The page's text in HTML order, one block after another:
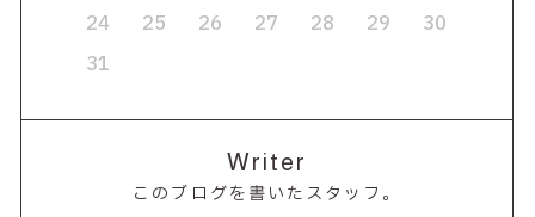
24
25 26 27 28 29
30
31
Writer
このブログを書いたスタッフ。